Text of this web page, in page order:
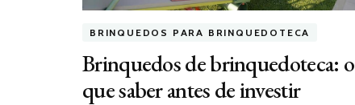
BRINQUEDOS PARA BRINQUEDOTECA
Brinquedos de brinquedoteca: o
que saber antes de investir